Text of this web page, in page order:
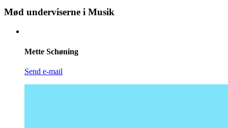
Mød underviserne i Musik
Mette Schøning
Send e-mail